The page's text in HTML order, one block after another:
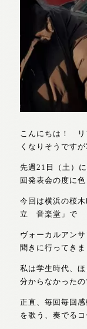
こんにちは！ リ
くなりそうです
先週21日（土）
回発表会の度に色
今回は横浜の桜
立 音楽堂」で
ヴォーカルアン
聞きに行ってきま
私は学生時代、
分からなかった
正直、毎回毎回
を歌う、奏でるコ